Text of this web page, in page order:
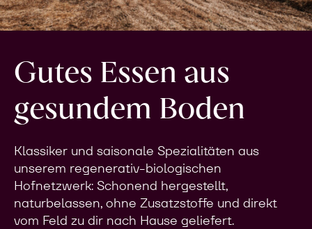
Gutes Essen aus
gesundem Boden
Klassiker und saisonale Spezialitäten aus
unserem regenerativ-biologischen
Hofnetzwerk: Schonend hergestellt,
naturbelassen, ohne Zusatzstoffe und direkt
vom Feld zu dir nach Hause geliefert.